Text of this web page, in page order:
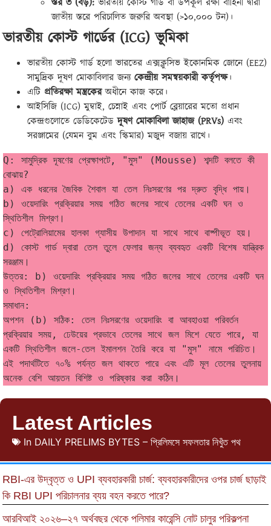
জাতীয় স্তরে পরিচালিত জরুরি অবস্থা (>১০,০০০ টন)।
ভারতীয় কোস্ট গার্ডের (ICG) ভূমিকা
ভারতীয় কোস্ট গার্ড হলো ভারতের এক্সক্লুসিভ ইকোনমিক জোনে (EEZ)
সামুদ্রিক দূষণ মোকাবিলার জন্য কেন্দ্রীয় সমন্বয়কারী কর্তৃপক্ষ।
এটি প্রতিরক্ষা মন্ত্রকেরঅধীনে কাজ করে।
আইসিজি (ICG) মুম্বাই, চেন্নাই এবং পোর্ট ব্লেয়ারের মতো প্রধান
কেন্দ্রগুলোতে ডেডিকেটেডদূষণ মোকাবিলা জাহাজ (PRVs) এবং
সরঞ্জামের (যেমন বুম এবং স্কিমার) মজুদ বজায় রাখে।
Q: সামুদ্রিক দূষণের প্রেক্ষাপটে, "মুস" (Mousse) শব্দটি বলতে কী
বোঝায়?
a) এক ধরনের জৈবিক শৈবাল যা তেল নিঃসরণের পর দ্রুত বৃদ্ধি পায়।
b) ওয়েদারিং প্রক্রিয়ার সময় গঠিত জলের সাথে তেলের একটি ঘন ও
স্থিতিশীল মিশ্রণ।
c) পেট্রোলিয়ামের হালকা গ্যাসীয় উপাদান যা সাথে সাথে বাষ্পীভূত হয়।
d) কোস্ট গার্ড দ্বারা তেল তুলে ফেলার জন্য ব্যবহৃত একটি বিশেষ যান্ত্রিক
সরঞ্জাম।
উত্তর: b) ওয়েদারিং প্রক্রিয়ার সময় গঠিত জলের সাথে তেলের একটি ঘন
ও স্থিতিশীল মিশ্রণ।
সমাধান:
অপশন (b) সঠিক: তেল নিঃসরণের ওয়েদারিং বা আবহাওয়া পরিবর্তন
প্রক্রিয়ার সময়, ঢেউয়ের প্রভাবে তেলের সাথে জল মিশে যেতে পারে, যা
একটি স্থিতিশীল জলে-তেল ইমালশন তৈরি করে যা "মুস" নামে পরিচিত।
এই পদার্থটিতে ৭০% পর্যন্ত জল থাকতে পারে এবং এটি মূল তেলের তুলনায়
অনেক বেশি আয়তন বিশিষ্ট ও পরিষ্কার করা কঠিন।
Latest Articles
In DAILY PRELIMS BYTES – প্রিলিমসে সফলতার নিখুঁত পথ
RBI-এর উদ্বৃত্ত ও UPI ব্যবহারকারী চার্জ: ব্যবহারকারীদের ওপর চার্জ ছাড়াই
কি RBI UPI পরিচালনার ব্যয় বহন করতে পারে?
আরবিআই ২০২৬–২৭ অর্থবছর থেকে পলিমার কারেন্সি নোট চালুর পরিকল্পনা